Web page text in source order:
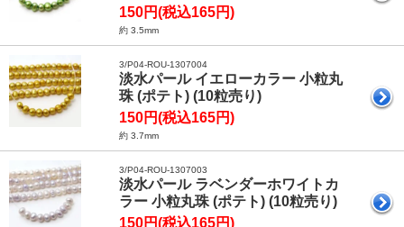
150円(税込165円)
約 3.5mm
3/P04-ROU-1307004
淡水パール イエローカラー 小粒丸
珠 (ポテト) (10粒売り)
150円(税込165円)
約 3.7mm
3/P04-ROU-1307003
淡水パール ラベンダーホワイトカ
ラー 小粒丸珠 (ポテト) (10粒売り)
150円(税込165円)